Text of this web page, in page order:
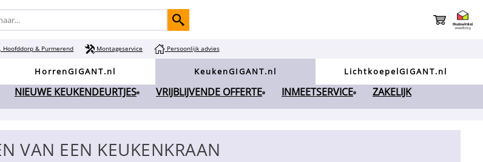
Hoofddorp & Purmerend Montageservice Persoonlijk advies
HorrenGIGANT.nl KeukenGIGANT.nl LichtkoepelGIGANT.nl
NIEUWE KEUKENDEURTJES VRIJBLIJVENDE OFFERTE INMEETSERVICE ZAKELIJK
VAN EEN KEUKENKRAAN